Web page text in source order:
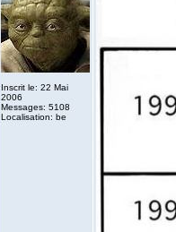
Inscrit le: 22 Mai
2006
Messages: 5108
Localisation: be